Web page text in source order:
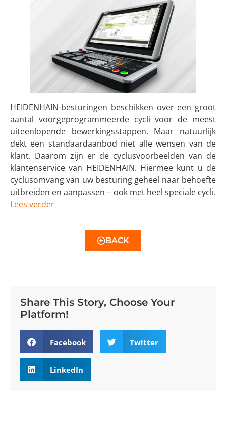
HEIDENHAIN-besturingen beschikken over een groot
aantal voorgeprogrammeerde cycli voor de meest
uiteenlopende bewerkingsstappen. Maar natuurlijk
dekt een standaardaanbod niet alle wensen van de
klant. Daarom zijn er de cyclusvoorbeelden van de
klantenservice van HEIDENHAIN. Hiermee kunt u de
cyclusomvang van uw besturing geheel naar behoefte
uitbreiden en aanpassen – ook met heel speciale cycli.
Lees verder
BACK
Share This Story, Choose Your
Platform!
Facebook Twitter
LinkedIn